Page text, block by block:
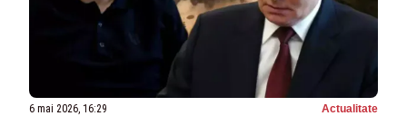
6 mai 2026, 16:29 Actualitate